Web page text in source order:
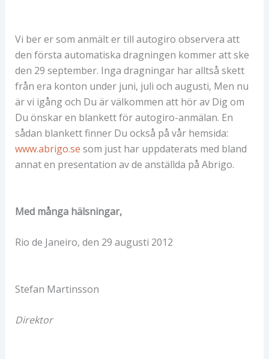
Vi ber er som anmält er till autogiro observera att
den första automatiska dragningen kommer att ske
den 29 september. Inga dragningar har alltså skett
från era konton under juni, juli och augusti, Men nu
är vi igång och Du är välkommen att hör av Dig om
Du önskar en blankett för autogiro-anmälan. En
sådan blankett finner Du också på vår hemsida:
www.abrigo.se som just har uppdaterats med bland
annat en presentation av de anställda på Abrigo.
Med många hälsningar,
Rio de Janeiro, den 29 augusti 2012
Stefan Martinsson
Direktor